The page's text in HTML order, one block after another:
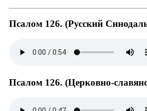
Псалом 126. (Русский
Псалом 126. (Церковно-